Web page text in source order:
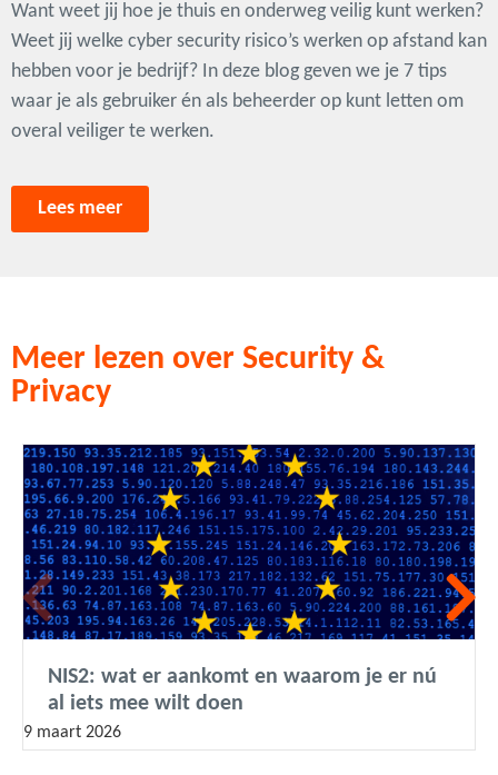
Want weet jij hoe je thuis en onderweg veilig kunt werken?
Weet jij welke cyber security risico’s werken op afstand kan
hebben voor je bedrijf? In deze blog geven we je 7 tips
waar je als gebruiker én als beheerder op kunt letten om
overal veiliger te werken.
Lees meer
Meer lezen over Security &
Privacy
NIS2: wat er aankomt en waarom je er nú
al iets mee wilt doen
9 maart 2026